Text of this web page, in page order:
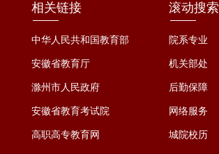
相关链接
中华人民共和国教育部
安徽省教育厅
滁州市人民政府
安徽省教育考试院
高职高专教育网
滚动搜索
院系专业
机关部处
后勤保障
网络服务
城院校历